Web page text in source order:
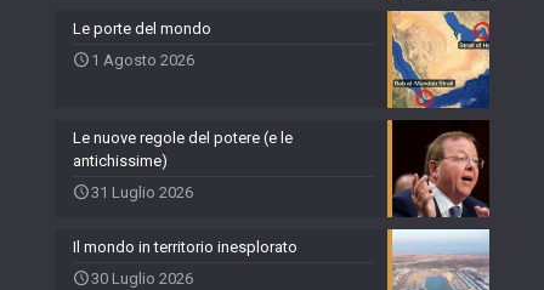
Le porte del mondo
1 Agosto 2026
Le nuove regole del potere (e le
antichissime)
31 Luglio 2026
Il mondo in territorio inesplorato
30 Luglio 2026